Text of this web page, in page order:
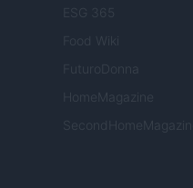
ESG 365
Food Wiki
FuturoDonna
HomeMagazine
SecondHomeMagazine